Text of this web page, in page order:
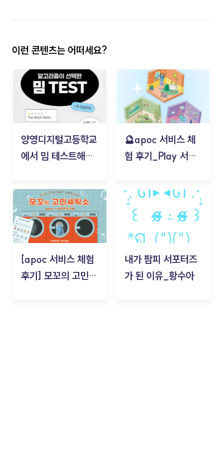
이런 콘텐츠는 어떠세요?
양영디지털고등학교
에서 밈 테스트해보
🔮apoc 서비스 체
험 후기_Play 서비
김태현
[apoc 서비스 체험
후기] 모꼬의 고민세
내가 팜피 서포터즈
가 된 이유_황수아